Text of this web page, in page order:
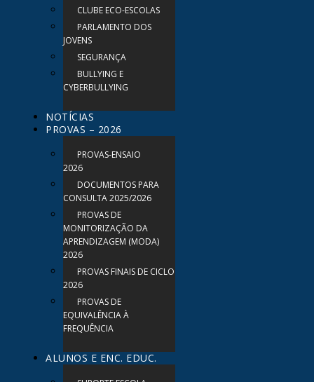
CLUBE ECO-ESCOLAS
PARLAMENTO DOS
JOVENS
SEGURANÇA
BULLYING E
CYBERBULLYING
NOTÍCIAS
PROVAS – 2026
PROVAS-ENSAIO
2026
DOCUMENTOS PARA
CONSULTA 2025/2026
PROVAS DE
MONITORIZAÇÃO DA
APRENDIZAGEM (MODA)
2026
PROVAS FINAIS DE CICLO
2026
PROVAS DE
EQUIVALÊNCIA À
FREQUÊNCIA
ALUNOS E ENC. EDUC.